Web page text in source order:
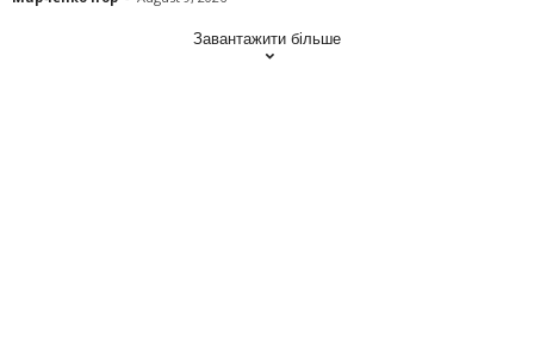
Завантажити більше